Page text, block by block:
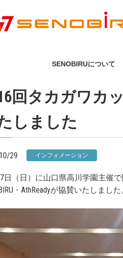
SENOBIRUについて
回タカガワカ
しました
29 インフォメーション
日（日）に山口県高川学園主催
・AthReadyが協賛いたしました